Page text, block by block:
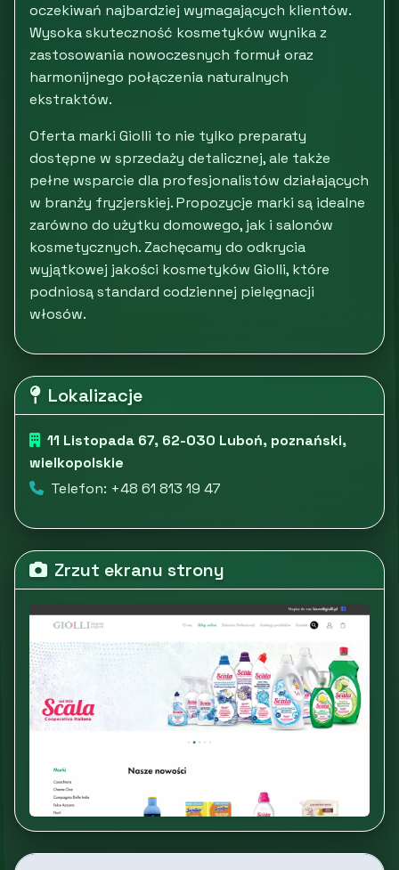
oczekiwań najbardziej wymagających klientów.
Wysoka skuteczność kosmetyków wynika z
zastosowania nowoczesnych formuł oraz
harmonijnego połączenia naturalnych
ekstraktów.
Oferta marki Giolli to nie tylko preparaty
dostępne w sprzedaży detalicznej, ale także
pełne wsparcie dla profesjonalistów działających
w branży fryzjerskiej. Propozycje marki są idealne
zarówno do użytku domowego, jak i salonów
kosmetycznych. Zachęcamy do odkrycia
wyjątkowej jakości kosmetyków Giolli, które
podniosą standard codziennej pielęgnacji
włosów.
Lokalizacje
11 Listopada 67, 62-030 Luboń, poznański,
wielkopolskie
Telefon: +48 61 813 19 47
Zrzut ekranu strony